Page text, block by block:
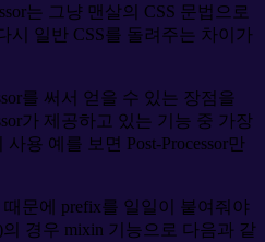
는 그냥 맨살의 CSS 문법으로
시 일반 CSS를 돌려주는 차이가
를 써서 얻을 수 있는 장점을
가 제공하고 있는 기능 중 가장
사용 예를 보면 Post-Processor만
문에 prefix를 일일이 붙여줘야
의 경우 mixin 기능으로 다음과 같